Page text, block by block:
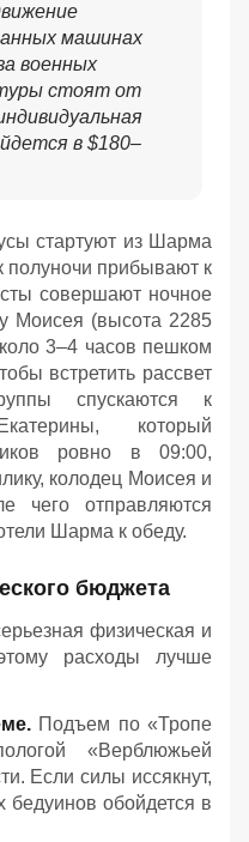
машинах
военных
стоят от
в $180–
стартуют из Шарма
полуночи прибывают к
совершают ночное
Моисея (высота 2285
3–4 часов пешком
встретить рассвет
спускаются к
который
ровно в 09:00,
колодец Моисея и
чего отправляются
Шарма к обеду.
бюджета
физическая и
расходы лучше
Подъем по «Тропе
«Верблюжьей
Если силы иссякнут,
обойдется в